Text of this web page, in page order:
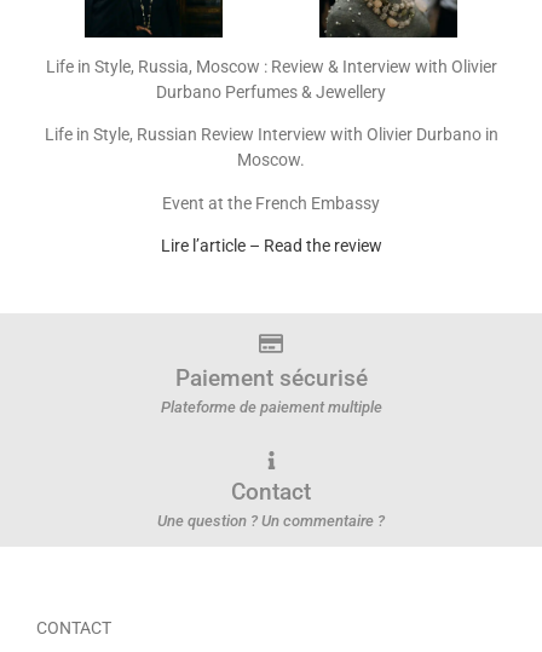
Life in Style, Russia, Moscow : Review & Interview with Olivier
Durbano Perfumes & Jewellery
Life in Style, Russian Review Interview with Olivier Durbano in
Moscow.
Event at the French Embassy
Lire l’article – Read the review
Paiement sécurisé
Plateforme de paiement multiple
Contact
Une question ? Un commentaire ?
CONTACT